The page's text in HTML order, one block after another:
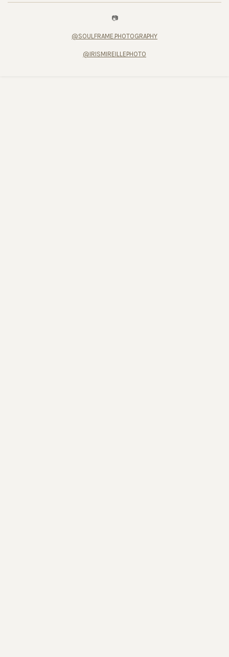
📷
@SOULFRAME.PHOTOGRAPHY
@IRISMIREILLEPHOTO